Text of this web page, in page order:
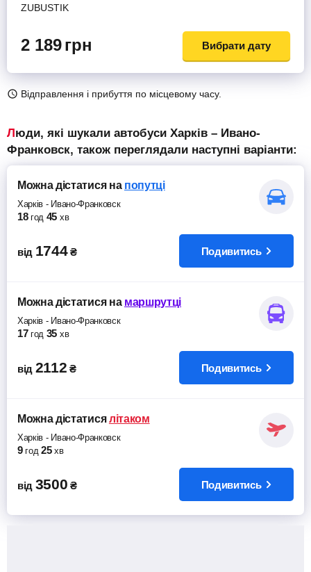
ZUBUSTIK
2 189грн Вибрати дату
Відправлення і прибуття по місцевому часу.
Люди, які шукали автобуси Харків – Ивано-
Франковск, також переглядали наступні варіанти:
Можна дістатисяна попутці
Харків - Ивано-Франковск
18 год 45 хв
від 1744 ₴ Подивитись
Можна дістатисяна маршрутці
Харків - Ивано-Франковск
17 год 35 хв
від 2112 ₴ Подивитись
Можна дістатися літаком
Харків - Ивано-Франковск
9 год 25 хв
від 3500 ₴ Подивитись